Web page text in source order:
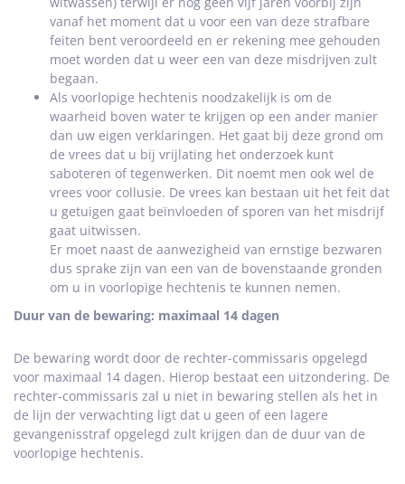
vanaf het moment dat u voor een van deze strafbare
feiten bent veroordeeld en er rekening mee gehouden
moet worden dat u weer een van deze misdrijven zult
begaan.
Als voorlopige hechtenis noodzakelijk is om de
waarheid boven water te krijgen op een ander manier
dan uw eigen verklaringen. Het gaat bij deze grond om
de vrees dat u bij vrijlating het onderzoek kunt
saboteren of tegenwerken. Dit noemt men ook wel de
vrees voor collusie. De vrees kan bestaan uit het feit dat
u getuigen gaat beïnvloeden of sporen van het misdrijf
gaat uitwissen.
Er moet naast de aanwezigheid van ernstige bezwaren
dus sprake zijn van een van de bovenstaande gronden
om u in voorlopige hechtenis te kunnen nemen.
Duur van de bewaring: maximaal 14 dagen
De bewaring wordt door de rechter-commissaris opgelegd
voor maximaal 14 dagen. Hierop bestaat een uitzondering. De
rechter-commissaris zal u niet in bewaring stellen als het in
de lijn der verwachting ligt dat u geen of een lagere
gevangenisstraf opgelegd zult krijgen dan de duur van de
voorlopige hechtenis.